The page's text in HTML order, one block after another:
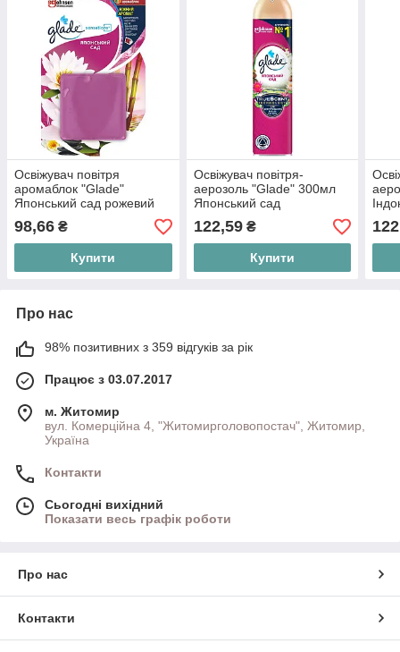
Освіжувач повітря
аромаблок "Glade"
Японський сад рожевий
98,66 ₴
Купити
Освіжувач повітря-
аерозоль "Glade" 300мл
Японський сад
122,59₴
Купити
Про нас
98% позитивних з 359 відгуків за рік
Працює з 03.07.2017
м. Житомир
вул. Комерційна 4, "Житомирголовопостач", Житомир,
Україна
Контакти
Сьогодні вихідний
Показати весь графік роботи
Про нас
Контакти